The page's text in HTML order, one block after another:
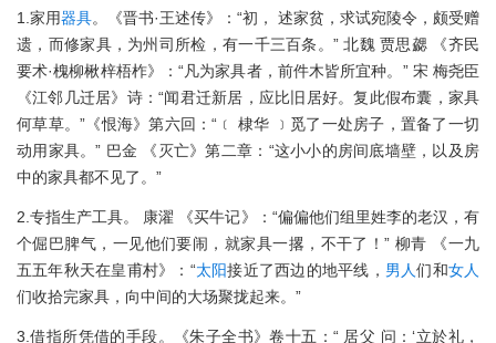
1.家用器具。《晋书·王述传》：“初， 述家贫，求试宛陵令，颇受赠
遗，而修家具，为州司所检，有一千三百条。” 北魏 贾思勰 《齐民
要术·槐柳楸梓梧柞》：“凡为家具者，前件木皆所宜种。” 宋 梅尧臣
《江邻几迁居》诗：“闻君迁新居，应比旧居好。复此假布囊，家具
何草草。”《恨海》第六回：“﹝ 棣华 ﹞觅了一处房子，置备了一切
动用家具。” 巴金 《灭亡》第二章：“这小小的房间底墙壁，以及房
中的家具都不见了。”
2.专指生产工具。 康濯 《买牛记》：“偏偏他们组里姓李的老汉，有
个倔巴脾气，一见他们要闹，就家具一撂，不干了！” 柳青 《一九
五五年秋天在皇甫村》：“太阳接近了西边的地平线， 男人们和女人
们收拾完家具，向中间的大场聚拢起来。”
3.借指所凭借的手段。《朱子全书》卷十五：“ 居父 问：‘立於礼，